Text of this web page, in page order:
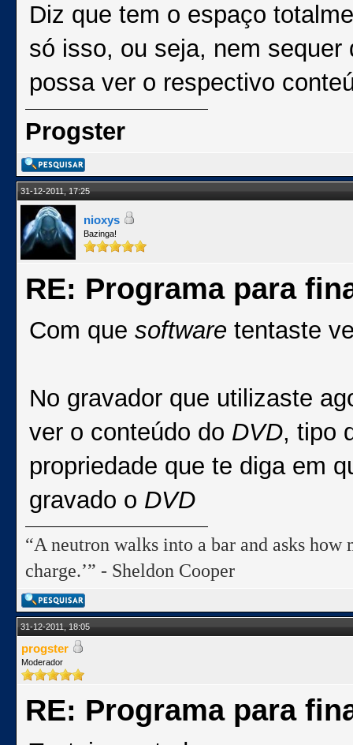
Diz que tem o espaço
só isso, ou seja, nem
possa ver o respectivo
Progster
31-12-2011, 17:25
nioxys
Bazinga!
RE: Programa para
Com que software tentaste
No gravador que utilizaste
ver o conteúdo do DVD, tipo
propriedade que te diga em
gravado o DVD
“A neutron walks into a bar and asks
charge.’” - Sheldon Cooper
31-12-2011, 18:05
progster
Moderador
RE: Programa para